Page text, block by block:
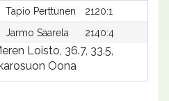
Tapio Perttunen 2120:1
Jarmo Saarela 2140:4
Loisto, 36.7, 33.5,
Oona